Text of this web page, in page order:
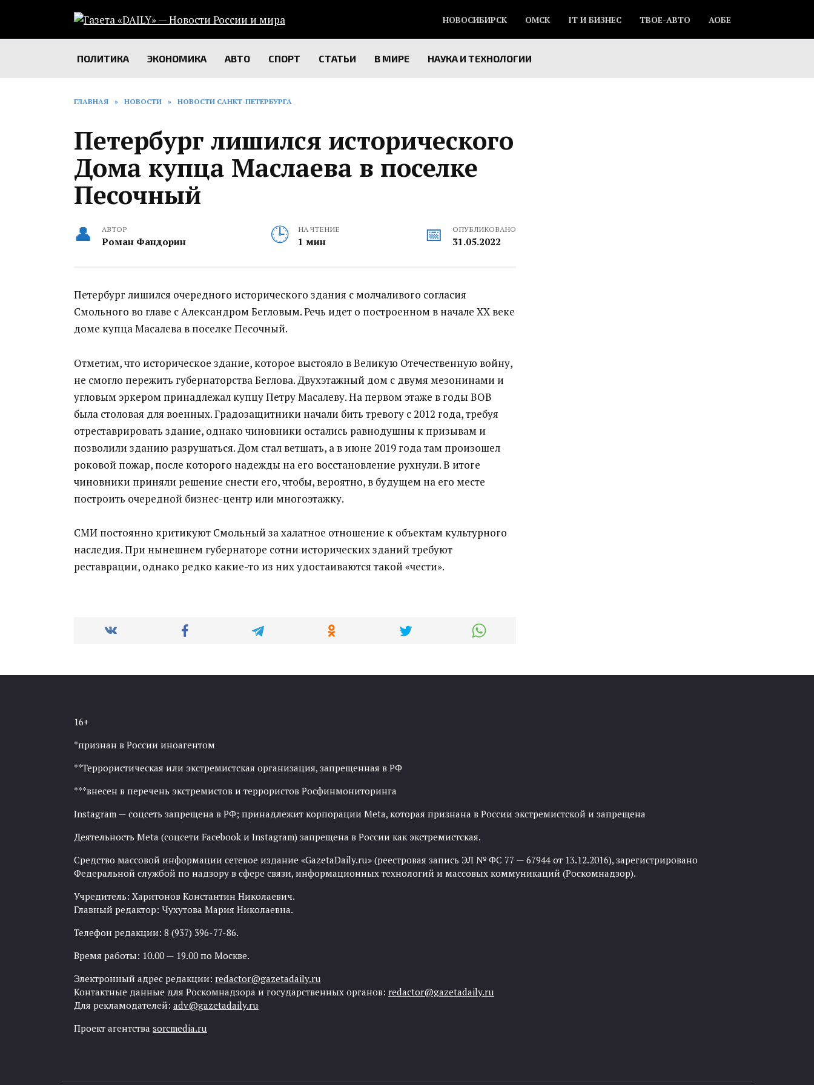
содержанию
НОВОСИБИРСК ОМСК IT И БИЗНЕС ТВОЕ-АВТО АОБЕ
ПОЛИТИКА ЭКОНОМИКА АВТО СПОРТ СТАТЬИ В МИРЕ НАУКА И ТЕХНОЛОГИИ
ГЛАВНАЯ » НОВОСТИ » НОВОСТИ САНКТ-ПЕТЕРБУРГА
Петербург лишился исторического
Дома купца Маслаева в поселке
Песочный
АВТОР
Роман Фандорин
НА ЧТЕНИЕ
1 мин
ОПУБЛИКОВАНО
31.05.2022
Петербург лишился очередного исторического здания с молчаливого согласия
Смольного во главе с Александром Бегловым. Речь идет о построенном в начале XX веке
доме купца Масалева в поселке Песочный.
Отметим, что историческое здание, которое выстояло в Великую Отечественную войну,
не смогло пережить губернаторства Беглова. Двухэтажный дом с двумя мезонинами и
угловым эркером принадлежал купцу Петру Масалеву. На первом этаже в годы ВОВ
была столовая для военных. Градозащитники начали бить тревогу с 2012 года, требуя
отреставрировать здание, однако чиновники остались равнодушны к призывам и
позволили зданию разрушаться. Дом стал ветшать, а в июне 2019 года там произошел
роковой пожар, после которого надежды на его восстановление рухнули. В итоге
чиновники приняли решение снести его, чтобы, вероятно, в будущем на его месте
построить очередной бизнес-центр или многоэтажку.
СМИ постоянно критикуют Смольный за халатное отношение к объектам культурного
наследия. При нынешнем губернаторе сотни исторических зданий требуют
реставрации, однако редко какие-то из них удостаиваются такой «чести».
16+
*признан в России иноагентом
**Террористическая или экстремистская организация, запрещенная в РФ
***внесен в перечень экстремистов и террористов Росфинмониторинга
Instagram — соцсеть запрещена в РФ; принадлежит корпорации Meta, которая признана в России экстремистской и запрещена
Деятельность Meta (соцсети Facebook и Instagram) запрещена в России как экстремистская.
Средство массовой информации сетевое издание «GazetaDaily.ru» (реестровая запись ЭЛ № ФС 77 — 67944 от 13.12.2016), зарегистрировано
Федеральной службой по надзору в сфере связи, информационных технологий и массовых коммуникаций (Роскомнадзор).
Учредитель: Харитонов Константин Николаевич.
Главный редактор: Чухутова Мария Николаевна.
Телефон редакции: 8 (937) 396-77-86.
Время работы: 10.00 — 19.00 по Москве.
Электронный адрес редакции: redactor@gazetadaily.ru
Контактные данные для Роскомнадзора и государственных органов: redactor@gazetadaily.ru
Для рекламодателей: adv@gazetadaily.ru
Проект агентства sorcmedia.ru